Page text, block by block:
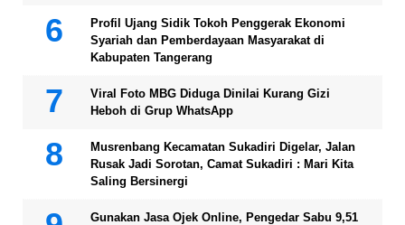
Profil Ujang Sidik Tokoh Penggerak Ekonomi
Syariah dan Pemberdayaan Masyarakat di
Kabupaten Tangerang
Viral Foto MBG Diduga Dinilai Kurang Gizi
Heboh di Grup WhatsApp
Musrenbang Kecamatan Sukadiri Digelar, Jalan
Rusak Jadi Sorotan, Camat Sukadiri : Mari Kita
Saling Bersinergi
Gunakan Jasa Ojek Online, Pengedar Sabu 9,51